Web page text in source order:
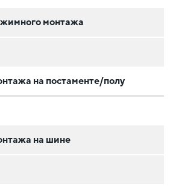
монтажа
на постаменте/полу
на шине